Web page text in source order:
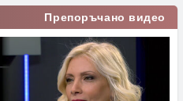
Препоръчано видео